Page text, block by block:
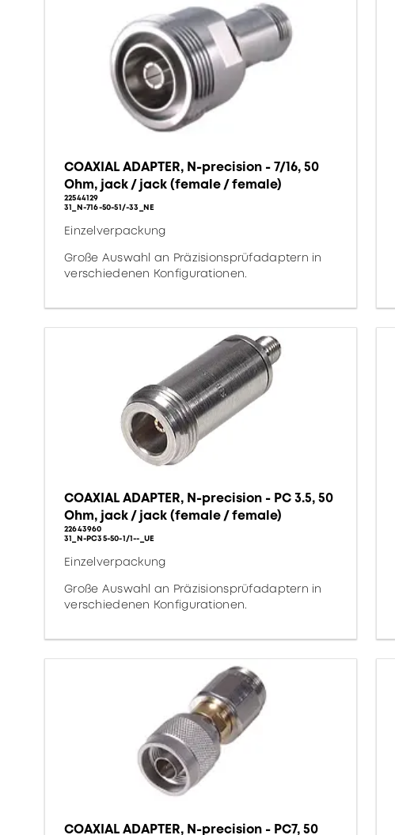
COAXIAL ADAPTER, N-precision - 7/16, 50
Ohm, jack / jack (female / female)
22544129
31_N-716-50-51/-33_NE
Einzelverpackung
Große Auswahl an Präzisionsprüfadaptern in
verschiedenen Konfigurationen.
COAXIAL ADAPTER, N-precision - PC 3.5, 50
Ohm, jack / jack (female / female)
22643960
31_N-PC35-50-1/1--_UE
Einzelverpackung
Große Auswahl an Präzisionsprüfadaptern in
verschiedenen Konfigurationen.
COAXIAL ADAPTER, N-precision - PC7, 50